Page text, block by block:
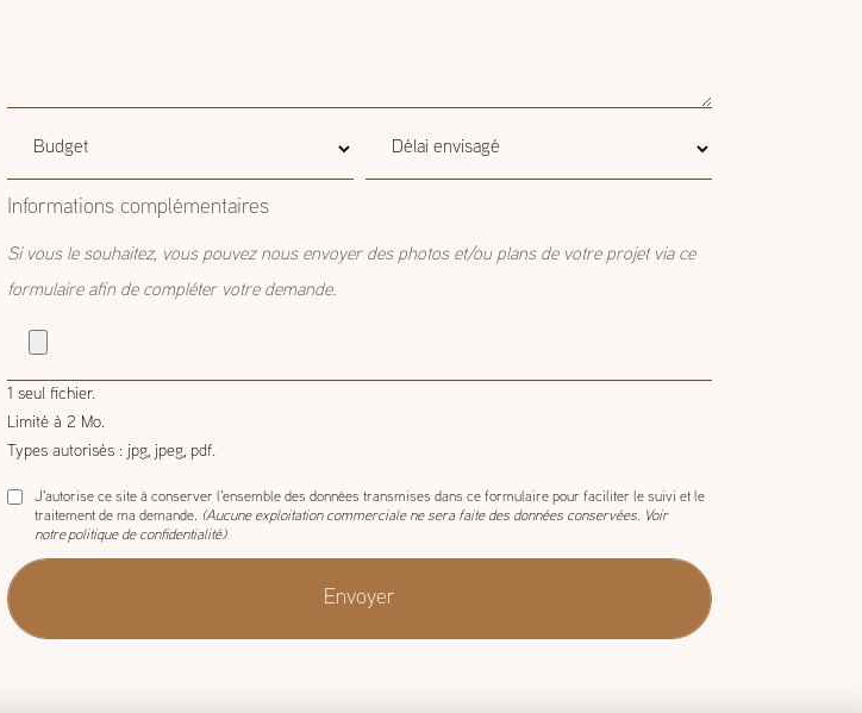
Budget
estimatif
Budget estimatif
Délai
envisagé
Délai envisagé
Informations complémentaires
Si vous le souhaitez, vous pouvez nous envoyer des photos et/ou plans de votre projet via ce
formulaire afin de compléter votre demande.
1 seul fichier.
Limité à 2 Mo.
Types autorisés : jpg, jpeg, pdf.
J'autorise ce site à conserver l'ensemble des données transmises dans ce formulaire pour faciliter le suivi et le
traitement de ma demande. (Aucune exploitation commerciale ne sera faite des données conservées. Voir
notrepolitique de confidentialité)